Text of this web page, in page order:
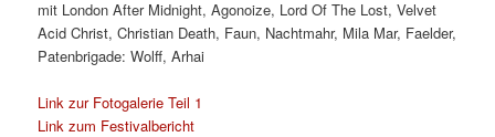
mit London After Midnight, Agonoize, Lord Of The Lost, Velvet
Acid Christ, Christian Death, Faun, Nachtmahr, Mila Mar, Faelder,
Patenbrigade: Wolff, Arhai
Link zur Fotogalerie Teil 1
Link zum Festivalbericht